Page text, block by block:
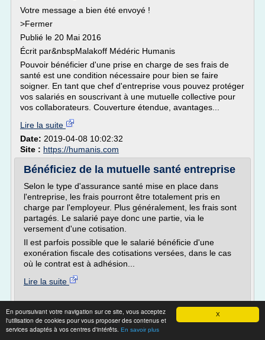
X
En poursuivant votre navigation sur ce site, vous acceptez
l'utilisation de cookies pour vous proposer des contenus et
services adaptés à vos centres d'intérêts. En savoir plus
Votre message a bien été envoyé !
>Fermer
Publié le 20 Mai 2016
Écrit par&nbspMalakoff Médéric Humanis
Pouvoir bénéficier d'une prise en charge de ses frais de
santé est une condition nécessaire pour bien se faire
soigner. En tant que chef d'entreprise vous pouvez protéger
vos salariés en souscrivant à une mutuelle collective pour
vos collaborateurs. Couverture étendue, avantages...
Lire la suite
Date: 2019-04-08 10:02:32
Site : https://humanis.com
Bénéficiez de la mutuelle santé entreprise
Selon le type d'assurance santé mise en place dans
l'entreprise, les frais pourront être totalement pris en
charge par l'employeur. Plus généralement, les frais sont
partagés. Le salarié paye donc une partie, via le
versement d'une cotisation.
Il est parfois possible que le salarié bénéficie d'une
exonération fiscale des cotisations versées, dans le cas
où le contrat est à adhésion...
Lire la suite
Dispense de mutuelle obligatoire : refuser la
mutuelle de ...